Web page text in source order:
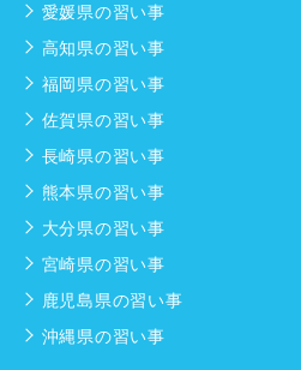
愛媛県の習い事
高知県の習い事
福岡県の習い事
佐賀県の習い事
長崎県の習い事
熊本県の習い事
大分県の習い事
宮崎県の習い事
鹿児島県の習い事
沖縄県の習い事